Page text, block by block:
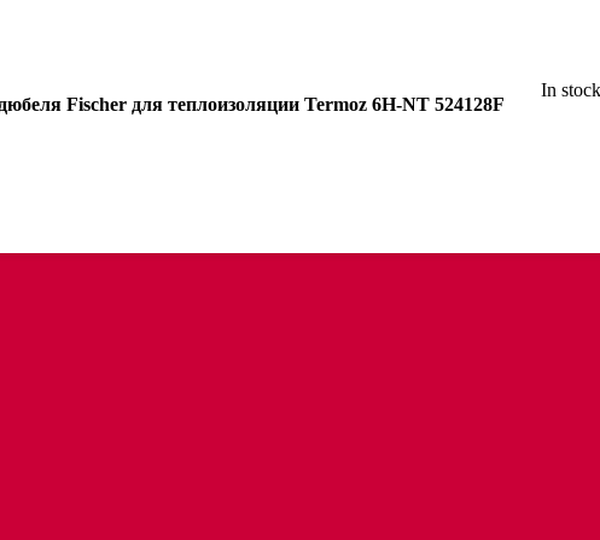
фланцем
Fischer для теплоизоляции Termoz 6H-NT 524128F
In stock